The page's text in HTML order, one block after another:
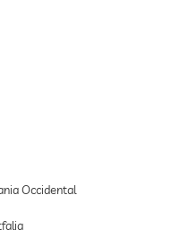
Occidental